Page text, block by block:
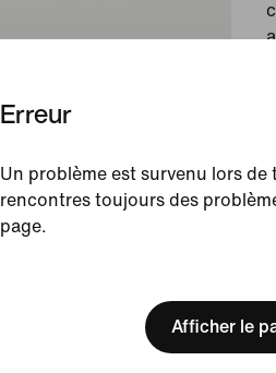
Erreur
Un problème est survenu lors de
rencontres toujours des
page.
Afficher le